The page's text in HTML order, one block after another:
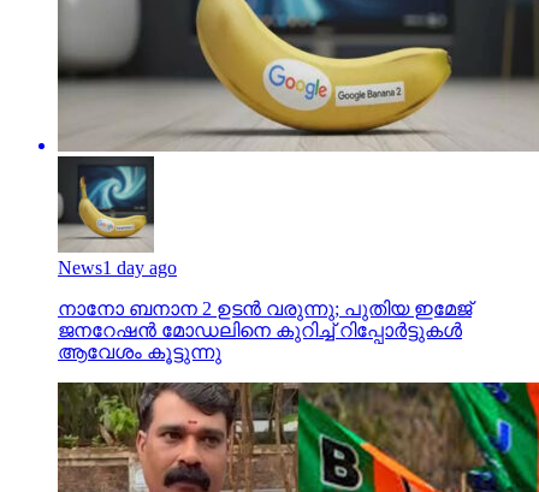
News1 day ago
നാനോ ബനാന 2 ഉടന്‍ വരുന്നു; പുതിയ ഇമേജ്
ജനറേഷന്‍ മോഡലിനെ കുറിച്ച് റിപ്പോര്‍ട്ടുകള്‍
ആവേശം കൂട്ടുന്നു